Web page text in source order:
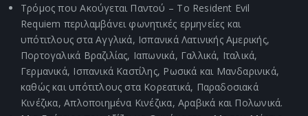
Τρόμος που Ακούγεται Παντού – Το Resident Evil
Requiem περιλαμβάνει φωνητικές ερμηνείες και
υπότιτλους στα Αγγλικά, Ισπανικά Λατινικής Αμερικής,
Πορτογαλικά Βραζιλίας, Ιαπωνικά, Γαλλικά, Ιταλικά,
Γερμανικά, Ισπανικά Καστίλης, Ρωσικά και Μανδαρινικά,
καθώς και υπότιτλους στα Κορεατικά, Παραδοσιακά
Κινέζικα, Απλοποιημένα Κινέζικα, Αραβικά και Πολωνικά.